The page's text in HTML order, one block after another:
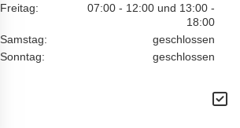
Freitag:
07:00 - 12:00 und 13:00 -
18:00
Samstag:
geschlossen
Sonntag:
geschlossen